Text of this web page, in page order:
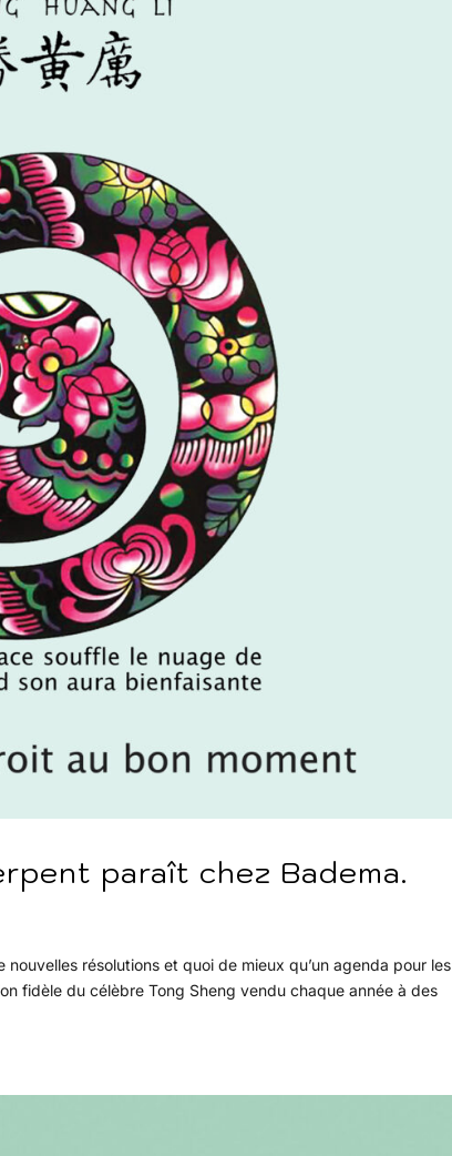
paraît chez Badema.
résolutions et quoi de mieux qu’un agenda pour les
fidèle du célèbre Tong Sheng vendu chaque année à des